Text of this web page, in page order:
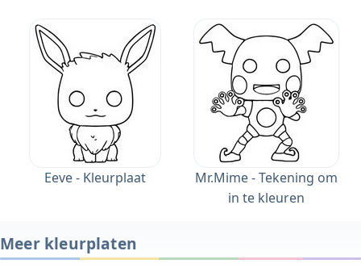
Eeve - Kleurplaat
Mr.Mime - Tekening om
in te kleuren
Meer kleurplaten